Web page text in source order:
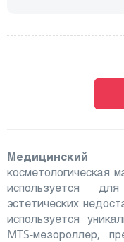
Медицинский
косметологическая
используется
эстетических
используется
MTS-мезороллер,